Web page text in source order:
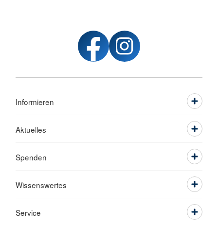
Informieren
Aktuelles
Spenden
Wissenswertes
Service